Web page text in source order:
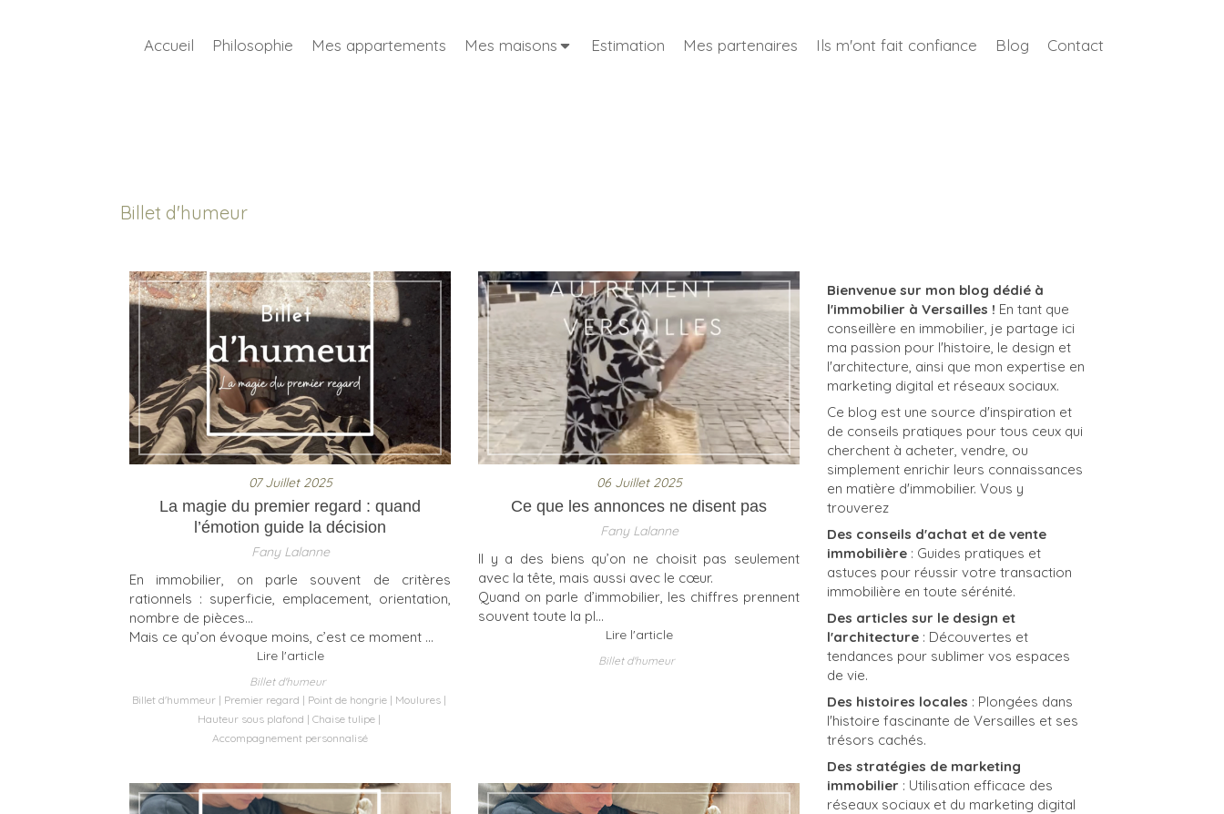
Accueil Philosophie Mes appartements Mes maisons Estimation Mes partenaires Ils m'ont fait confiance Blog Contact
Billet d'humeur
07 Juillet 2025
La magie du premier regard : quand
l’émotion guide la décision
Fany Lalanne
En immobilier, on parle souvent de critères
rationnels : superficie, emplacement, orientation,
nombre de pièces…
Mais ce qu’on évoque moins, c’est ce moment ...
Lire l'article
Billet d'humeur
Billet d'hummeur
Premier regard Point de hongrie
Moulures
Hauteur sous plafond
Chaise tulipe
Accompagnement personnalisé
06 Juillet 2025
Ce que les annonces ne disent pas
Fany Lalanne
Il y a des biens qu’on ne choisit pas seulement
avec la tête, mais aussi avec le cœur.
Quand on parle d’immobilier, les chiffres prennent
souvent toute la pl...
Lire l'article
Billet d'humeur
Bienvenue sur mon blog dédié à
l'immobilier à Versailles ! En tant que
conseillère en immobilier, je partage ici
ma passion pour l'histoire, le design et
l'architecture, ainsi que mon expertise en
marketing digital et réseaux sociaux.
Ce blog est une source d'inspiration et
de conseils pratiques pour tous ceux qui
cherchent à acheter, vendre, ou
simplement enrichir leurs connaissances
en matière d'immobilier. Vous y
trouverez
Des conseils d'achat et de vente
immobilière : Guides pratiques et
astuces pour réussir votre transaction
immobilière en toute sérénité.
Des articles sur le design et
l'architecture : Découvertes et
tendances pour sublimer vos espaces
de vie.
Des histoires locales : Plongées dans
l'histoire fascinante de Versailles et ses
trésors cachés.
Des stratégies de marketing
immobilier : Utilisation efficace des
réseaux sociaux et du marketing digital